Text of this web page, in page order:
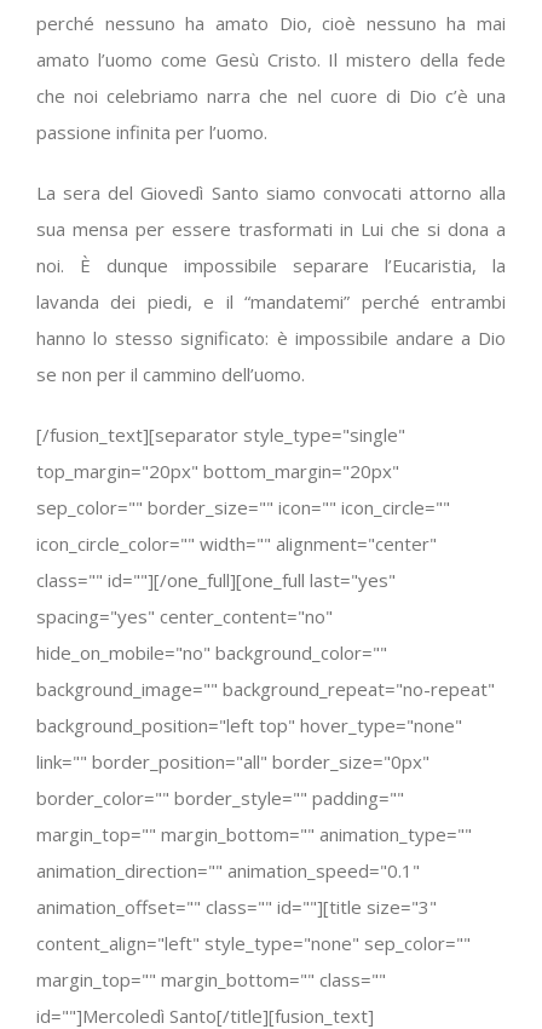
perché nessuno ha amato Dio, cioè nessuno ha mai
amato l’uomo come Gesù Cristo. Il mistero della fede
che noi celebriamo narra che nel cuore di Dio c’è una
passione infinita per l’uomo.
La sera del Giovedì Santo siamo convocati attorno alla
sua mensa per essere trasformati in Lui che si dona a
noi. È dunque impossibile separare l’Eucaristia, la
lavanda dei piedi, e il “mandatemi” perché entrambi
hanno lo stesso significato: è impossibile andare a Dio
se non per il cammino dell’uomo.
[/fusion_text][separator style_type="single"
top_margin="20px" bottom_margin="20px"
sep_color="" border_size="" icon="" icon_circle=""
icon_circle_color="" width="" alignment="center"
class="" id=""][/one_full][one_full last="yes"
spacing="yes" center_content="no"
hide_on_mobile="no" background_color=""
background_image="" background_repeat="no-repeat"
background_position="left top" hover_type="none"
link="" border_position="all" border_size="0px"
border_color="" border_style="" padding=""
margin_top="" margin_bottom="" animation_type=""
animation_direction="" animation_speed="0.1"
animation_offset="" class="" id=""][title size="3"
content_align="left" style_type="none" sep_color=""
margin_top="" margin_bottom="" class=""
id=""]Mercoledì Santo[/title][fusion_text]